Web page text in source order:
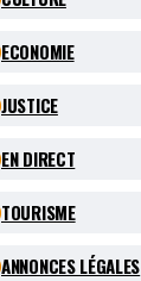
ECONOMIE
JUSTICE
EN DIRECT
TOURISME
ANNONCES LÉGALES